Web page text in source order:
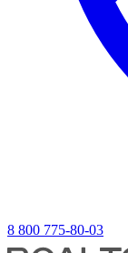
8 800 775-80-03